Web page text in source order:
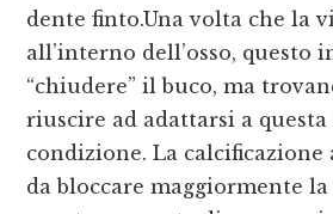
dente finto.Una volta che la
all’interno dell’osso, questo
“chiudere” il buco, ma
riuscire ad adattarsi a
condizione. La
da bloccare maggiormente la